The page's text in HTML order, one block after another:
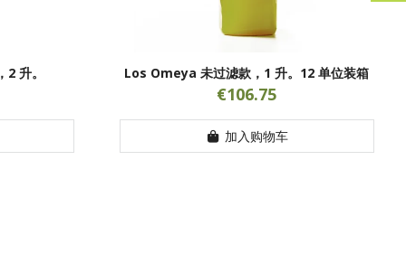
升。 Los Omeya 未过滤款，1 升。12 单位装箱
€106.75
加入购物车